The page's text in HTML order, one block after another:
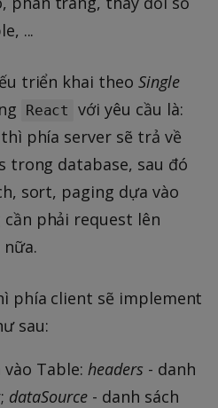
...
triển khai theo Single
React
với yêu cầu là:
phía server sẽ trả về
trong database, sau đó
sort, paging dựa vào
phải request lên
phía client sẽ implement
sau:
Table: headers - danh
dataSource - danh sách